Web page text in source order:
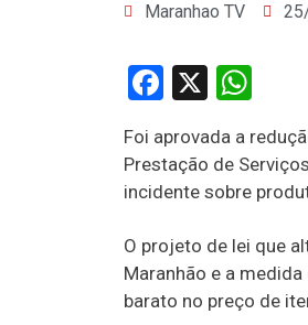
Maranhao TV
Facebook
X
Foi aprovada a
Prestação de
incidente sobre
O projeto de lei que
Maranhão e a
barato no preço de